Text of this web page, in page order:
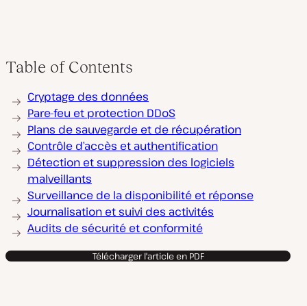
Table of Contents
Cryptage des données
Pare-feu et protection DDoS
Plans de sauvegarde et de récupération
Contrôle d’accès et authentification
Détection et suppression des logiciels
malveillants
Surveillance de la disponibilité et réponse
Journalisation et suivi des activités
Audits de sécurité et conformité
Télécharger l'article en PDF